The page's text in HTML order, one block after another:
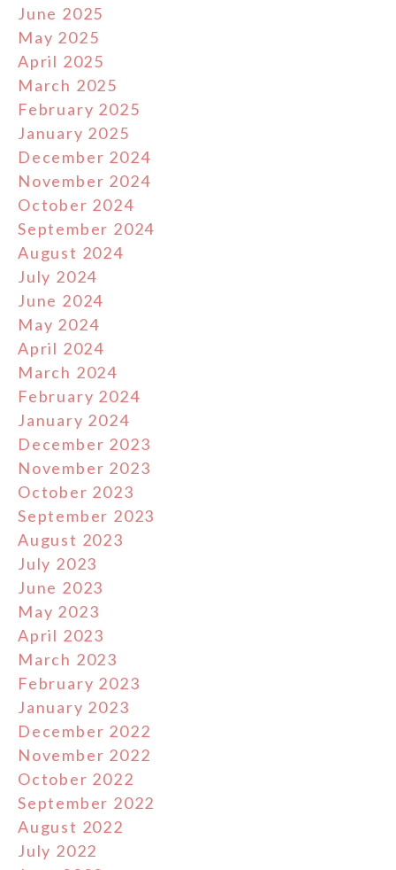
June 2025
May 2025
April 2025
March 2025
February 2025
January 2025
December 2024
November 2024
October 2024
September 2024
August 2024
July 2024
June 2024
May 2024
April 2024
March 2024
February 2024
January 2024
December 2023
November 2023
October 2023
September 2023
August 2023
July 2023
June 2023
May 2023
April 2023
March 2023
February 2023
January 2023
December 2022
November 2022
October 2022
September 2022
August 2022
July 2022